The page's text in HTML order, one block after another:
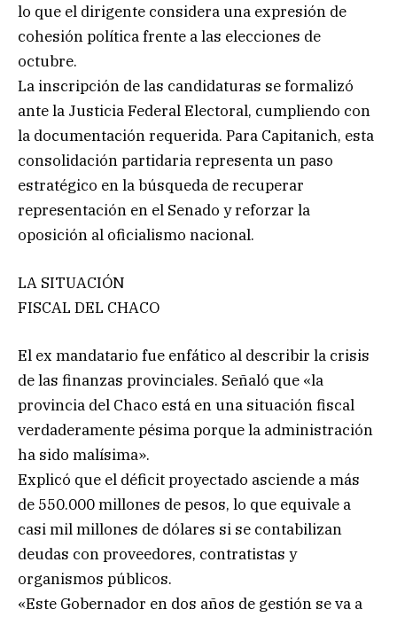
lo que el dirigente considera una expresión de
cohesión política frente a las elecciones de
octubre.
La inscripción de las candidaturas se formalizó
ante la Justicia Federal Electoral, cumpliendo con
la documentación requerida. Para Capitanich, esta
consolidación partidaria representa un paso
estratégico en la búsqueda de recuperar
representación en el Senado y reforzar la
oposición al oficialismo nacional.
LA SITUACIÓN
FISCAL DEL CHACO
El ex mandatario fue enfático al describir la crisis
de las finanzas provinciales. Señaló que «la
provincia del Chaco está en una situación fiscal
verdaderamente pésima porque la administración
ha sido malísima».
Explicó que el déficit proyectado asciende a más
de 550.000 millones de pesos, lo que equivale a
casi mil millones de dólares si se contabilizan
deudas con proveedores, contratistas y
organismos públicos.
«Este Gobernador en dos años de gestión se va a